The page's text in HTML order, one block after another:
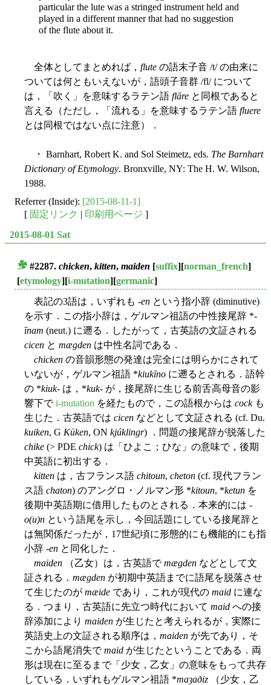
particular the lute was a stringed instrument held and
played in a different manner that had no suggestion
of the flute about it.
全体としてまとめれば， flute の語末子音 /t/ の由来に
ついては何ともいえないが，語頭子音群 /fl/ について
は，「吹く」を意味するラテン語 flāre と同根であると
言える（ただし，「流れる」を意味するラテン語 fluere
とは同根ではない点に注意）．
・ Barnhart, Robert K. and Sol Steimetz, eds. The Barnhart
Dictionary of Etymology. Bronxville, NY: The H. W. Wilson,
1988.
Referrer (Inside): [2015-08-11-1]
[ 固定リンク | 印刷用ページ ]
2015-08-01 Sat
#2287. chicken, kitten, maiden [suffix][norman_french]
[etymology][i-mutation][germanic]
表記の3語は，いずれも -en という指小辞 (diminutive)
を示す．この指小辞は，ゲルマン祖語の中性接尾辞 *-
īnam (neut.) に遡る．したがって，古英語の文証される
cicen と mægden は中性名詞である．
chicken の音韻形態の発達は完全には明らかにされて
いないが，ゲルマン祖語 *kiukīno に遡るとされる．語幹
の *kiuk- は，*kuk- が，接尾辞に生じる前舌高母音の影
響下でi-mutation を経たもので，この語根からは cockも
生じた．古英語では cicen などとして文証される (cf. Du.
kuiken, G Küken, ON kjúklingr) ．問題の接尾辞が脱落した
chike (> PDE chick) は「ひよこ；ひな」の意味で，後期
中英語に初出する．
kitten は，古フランス語 chitoun, cheton (cf. 現代フラン
ス語 chaton) のアングロ・ノルマン形 *kitoun, *ketun を
後期中英語期に借用したものとされる．本来的には -
o(u)n という語尾を示し，今回話題にしている接尾辞と
は無関係だったが，17世紀頃に形態的にも機能的にも指
小辞 -en と同化した．
maiden （乙女）は，古英語でmægden などとして文
証される． mægden が初期中英語までに語尾を脱落させ
て生じたのが mæide であり，これが現代の maid に連な
る．つまり，古英語に先立つ時代において maid への接
辞添加により maiden が生じたと考えられるが，実際に
英語史上の文証される順序は， maiden が先であり，そ
こから語尾消失でmaid が生じたということである．両
形は現在に至るまで「少女，乙女」の意味をもって共存
している．いずれもゲルマン祖語 *maȝaðiz （少女，乙